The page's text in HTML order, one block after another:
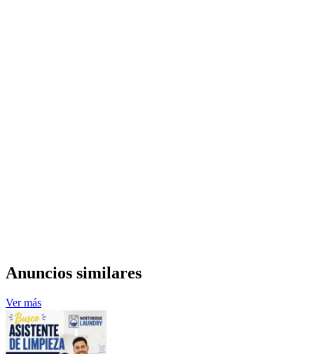
Anuncios similares
Ver más